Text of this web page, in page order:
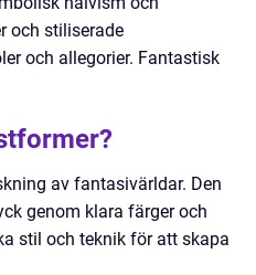
och stiliserade
och allegorier. Fantastisk
av fantasivärldar. Den
genom klara färger och
stil och teknik för att skapa